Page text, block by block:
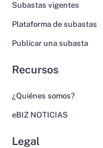
Subastas vigentes
Plataforma de subastas
Publicar una subasta
Recursos
¿Quiénes somos?
eBIZ NOTICIAS
Legal